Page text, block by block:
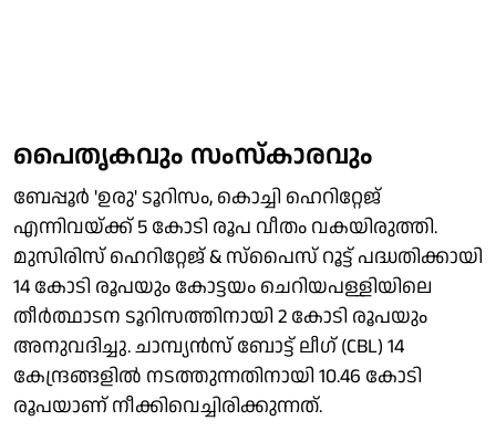
പൈതൃകവും സംസ്കാരവും
ബേപ്പൂർ 'ഉരു' ടൂറിസം, കൊച്ചി ഹെറിറ്റേജ്
എന്നിവയ്ക്ക് 5 കോടി രൂപ വീതം വകയിരുത്തി.
മുസിരിസ് ഹെറിറ്റേജ് & സ്പൈസ് റൂട്ട് പദ്ധതിക്കായി
14 കോടി രൂപയും കോട്ടയം ചെറിയപള്ളിയിലെ
തീർത്ഥാടന ടൂറിസത്തിനായി 2 കോടി രൂപയും
അനുവദിച്ചു. ചാമ്പ്യൻസ് ബോട്ട് ലീഗ് (CBL) 14
കേന്ദ്രങ്ങളിൽ നടത്തുന്നതിനായി 10.46 കോടി
രൂപയാണ് നീക്കിവെച്ചിരിക്കുന്നത്.